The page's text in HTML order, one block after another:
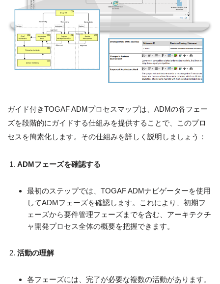
ガイド付きTOGAF ADMプロセスマップは、ADMの各フェー
ズを段階的にガイドする仕組みを提供することで、このプロ
セスを簡素化します。その仕組みを詳しく説明しましょう：
ADMフェーズを確認する
最初のステップでは、TOGAF ADMナビゲーターを使用
してADMフェーズを確認します。これにより、初期フ
ェーズから要件管理フェーズまでを含む、アーキテクチ
ャ開発プロセス全体の概要を把握できます。
活動の理解
各フェーズには、完了が必要な複数の活動があります。